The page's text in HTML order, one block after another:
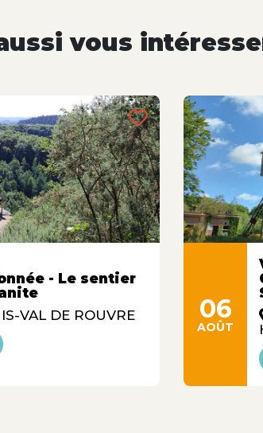
vous
- Le sentier
VAL DE ROUVRE
06
AOÛT